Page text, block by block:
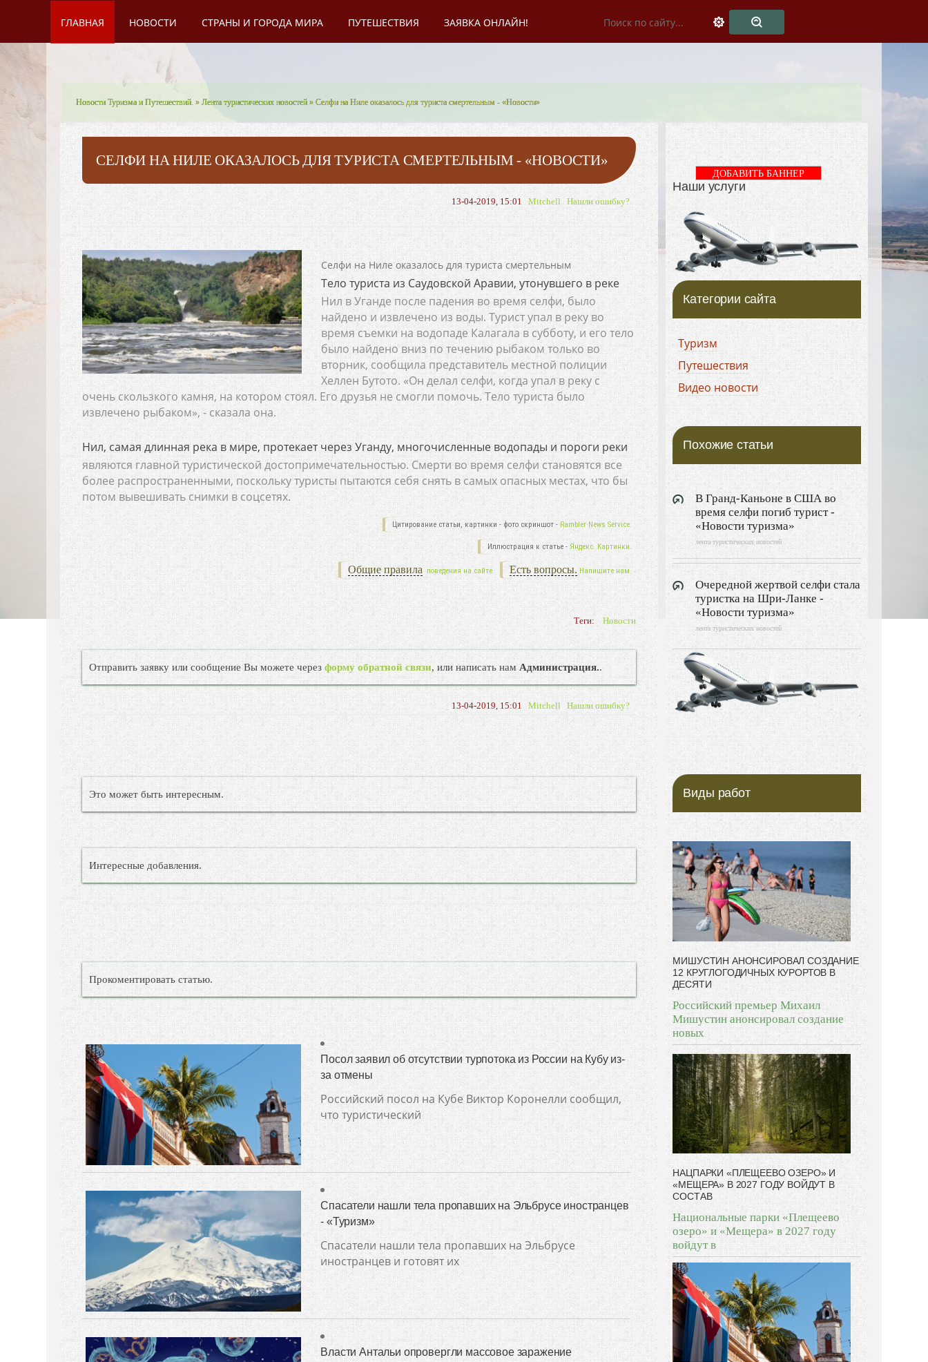
ГЛАВНАЯ НОВОСТИ СТРАНЫ И ГОРОДА МИРА ПУТЕШЕСТВИЯ ЗАЯВКА ОНЛАЙН!
Новости Туризма и Путешествий. »Лента туристических новостей » Селфи на Ниле оказалось для туриста смертельным - «Новости»
СЕЛФИ НА НИЛЕ ОКАЗАЛОСЬ ДЛЯ ТУРИСТА СМЕРТЕЛЬНЫМ - «НОВОСТИ»
13-04-2019, 15:01 Mitchell Нашли ошибку?
Селфи на Ниле оказалось для туриста смертельным
Тело туриста из Саудовской Аравии, утонувшего в реке
Нил в Уганде после падения во время селфи, было
найдено и извлечено из воды. Турист упал в реку во
время съемки на водопаде Калагала в субботу, и его тело
было найдено вниз по течению рыбаком только во
вторник, сообщила представитель местной полиции
Хеллен Бутото. «Он делал селфи, когда упал в реку с
очень скользкого камня, на котором стоял. Его друзья не смогли помочь. Тело туриста было
извлечено рыбаком», - сказала она.
Нил, самая длинная река в мире, протекает через Уганду, многочисленные водопады и пороги реки
являются главной туристической достопримечательностью. Смерти во время селфи становятся все
более распространенными, поскольку туристы пытаются себя снять в самых опасных местах, что бы
потом вывешивать снимки в соцсетях.
Цитирование статьи, картинки - фото скриншот - Rambler News Service.
Иллюстрация к статье - Яндекс. Картинки.
Есть вопросы. Напишите нам.
Общие правила поведения на сайте.
Теги: Новости
Отправить заявку или сообщение Вы можете черезформу обратной связи, или написать нам Администрация..
13-04-2019, 15:01 Mitchell Нашли ошибку?
Это может быть интересным.
Интересные добавления.
Прокоментировать статью.
Посол заявил об отсутствии турпотока из России на Кубу из-
за отмены
Российский посол на Кубе Виктор Коронелли сообщил,
что туристический
Спасатели нашли тела пропавших на Эльбрусе иностранцев
- «Туризм»
Спасатели нашли тела пропавших на Эльбрусе
иностранцев и готовят их
Власти Антальи опровергли массовое заражение
Наши услуги
ДОБАВИТЬ БАННЕР
Категории сайта
Туризм
Путешествия
Видео новости
Похожие статьи
В Гранд-Каньоне в США во
время селфи погиб турист -
«Новости туризма»
лента туристических новостей
Очередной жертвой селфи стала
туристка на Шри-Ланке -
«Новости туризма»
лента туристических новостей
Виды работ
МИШУСТИН АНОНСИРОВАЛ СОЗДАНИЕ
12 КРУГЛОГОДИЧНЫХ КУРОРТОВ В
ДЕСЯТИ
Российский премьер Михаил
Мишустин анонсировал создание
новых
НАЦПАРКИ «ПЛЕЩЕЕВО ОЗЕРО» И
«МЕЩЕРА» В 2027 ГОДУ ВОЙДУТ В
СОСТАВ
Национальные парки «Плещеево
озеро» и «Мещера» в 2027 году
войдут в